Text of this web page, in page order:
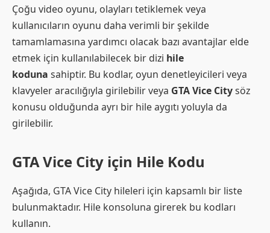
Çoğu video oyunu, olayları tetiklemek veya
kullanıcıların oyunu daha verimli bir şekilde
tamamlamasına yardımcı olacak bazı avantajlar elde
etmek için kullanılabilecek bir dizi hile
koduna sahiptir. Bu kodlar, oyun denetleyicileri veya
klavyeler aracılığıyla girilebilir veya GTA Vice Citysöz
konusu olduğunda ayrı bir hile aygıtı yoluyla da
girilebilir.
GTA Vice City için Hile Kodu
Aşağıda, GTA Vice City hileleri için kapsamlı bir liste
bulunmaktadır. Hile konsoluna girerek bu kodları
kullanın.